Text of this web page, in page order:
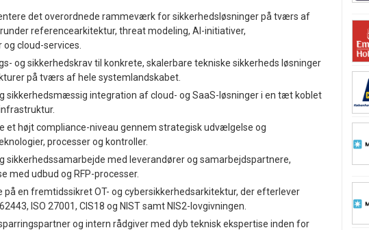
det overordnede rammeværk for sikkerhedsløsninger på tværs af
referencearkitektur, threat modeling, AI-initiativer,
cloud-services.
og sikkerhedskrav til konkrete, skalerbare tekniske sikkerheds løsninger
på tværs af hele systemlandskabet.
sikkerhedsmæssig integration af cloud- og SaaS-løsninger i en tæt koblet
et højt compliance-niveau gennem strategisk udvælgelse og
processer og kontroller.
sikkerhedssamarbejde med leverandører og samarbejdspartnere,
med udbud og RFP-processer.
på en fremtidssikret OT- og cybersikkerhedsarkitektur, der efterlever
ISO 27001, CIS18 og NIST samt NIS2-lovgivningen.
og intern rådgiver med dyb teknisk ekspertise inden for